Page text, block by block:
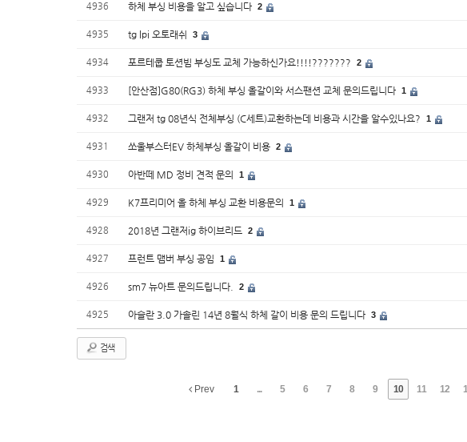
4936 하체 부싱 비용을 알고 싶습니다 2
4935 tg lpi 오토래쉬 3
4934 포르테쿱 토션빔 부싱도 교체 가능하신가요!!!!??????? 2
4933 [안산점]G80(RG3) 하체 부싱 올갈이와 서스팬션 교체 문의드립니다 1
4932 그랜저 tg 08년식 전체부싱 (C세트)교환하는데 비용과 시간을 알수있나요? 1
4931 쏘울부스터EV 하체부싱 올갈이 비용 2
4930 아반떼 MD 정비 견적 문의 1
4929 K7프리미어 올 하체 부싱 교환 비용문의 1
4928 2018년 그랜저ig 하이브리드 2
4927 프런트 맴버 부싱 공임 1
4926 sm7 뉴아트 문의드립니다. 2
4925 아슬란 3.0 가솔린 14년 8월식 하체 갈이 비용 문의 드립니다 3
검색
Prev 1 ... 5 6 7 8 9 10 11 12